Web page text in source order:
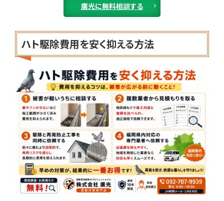
廣光に無料相談する
ハト駆除費用を安く抑える方法